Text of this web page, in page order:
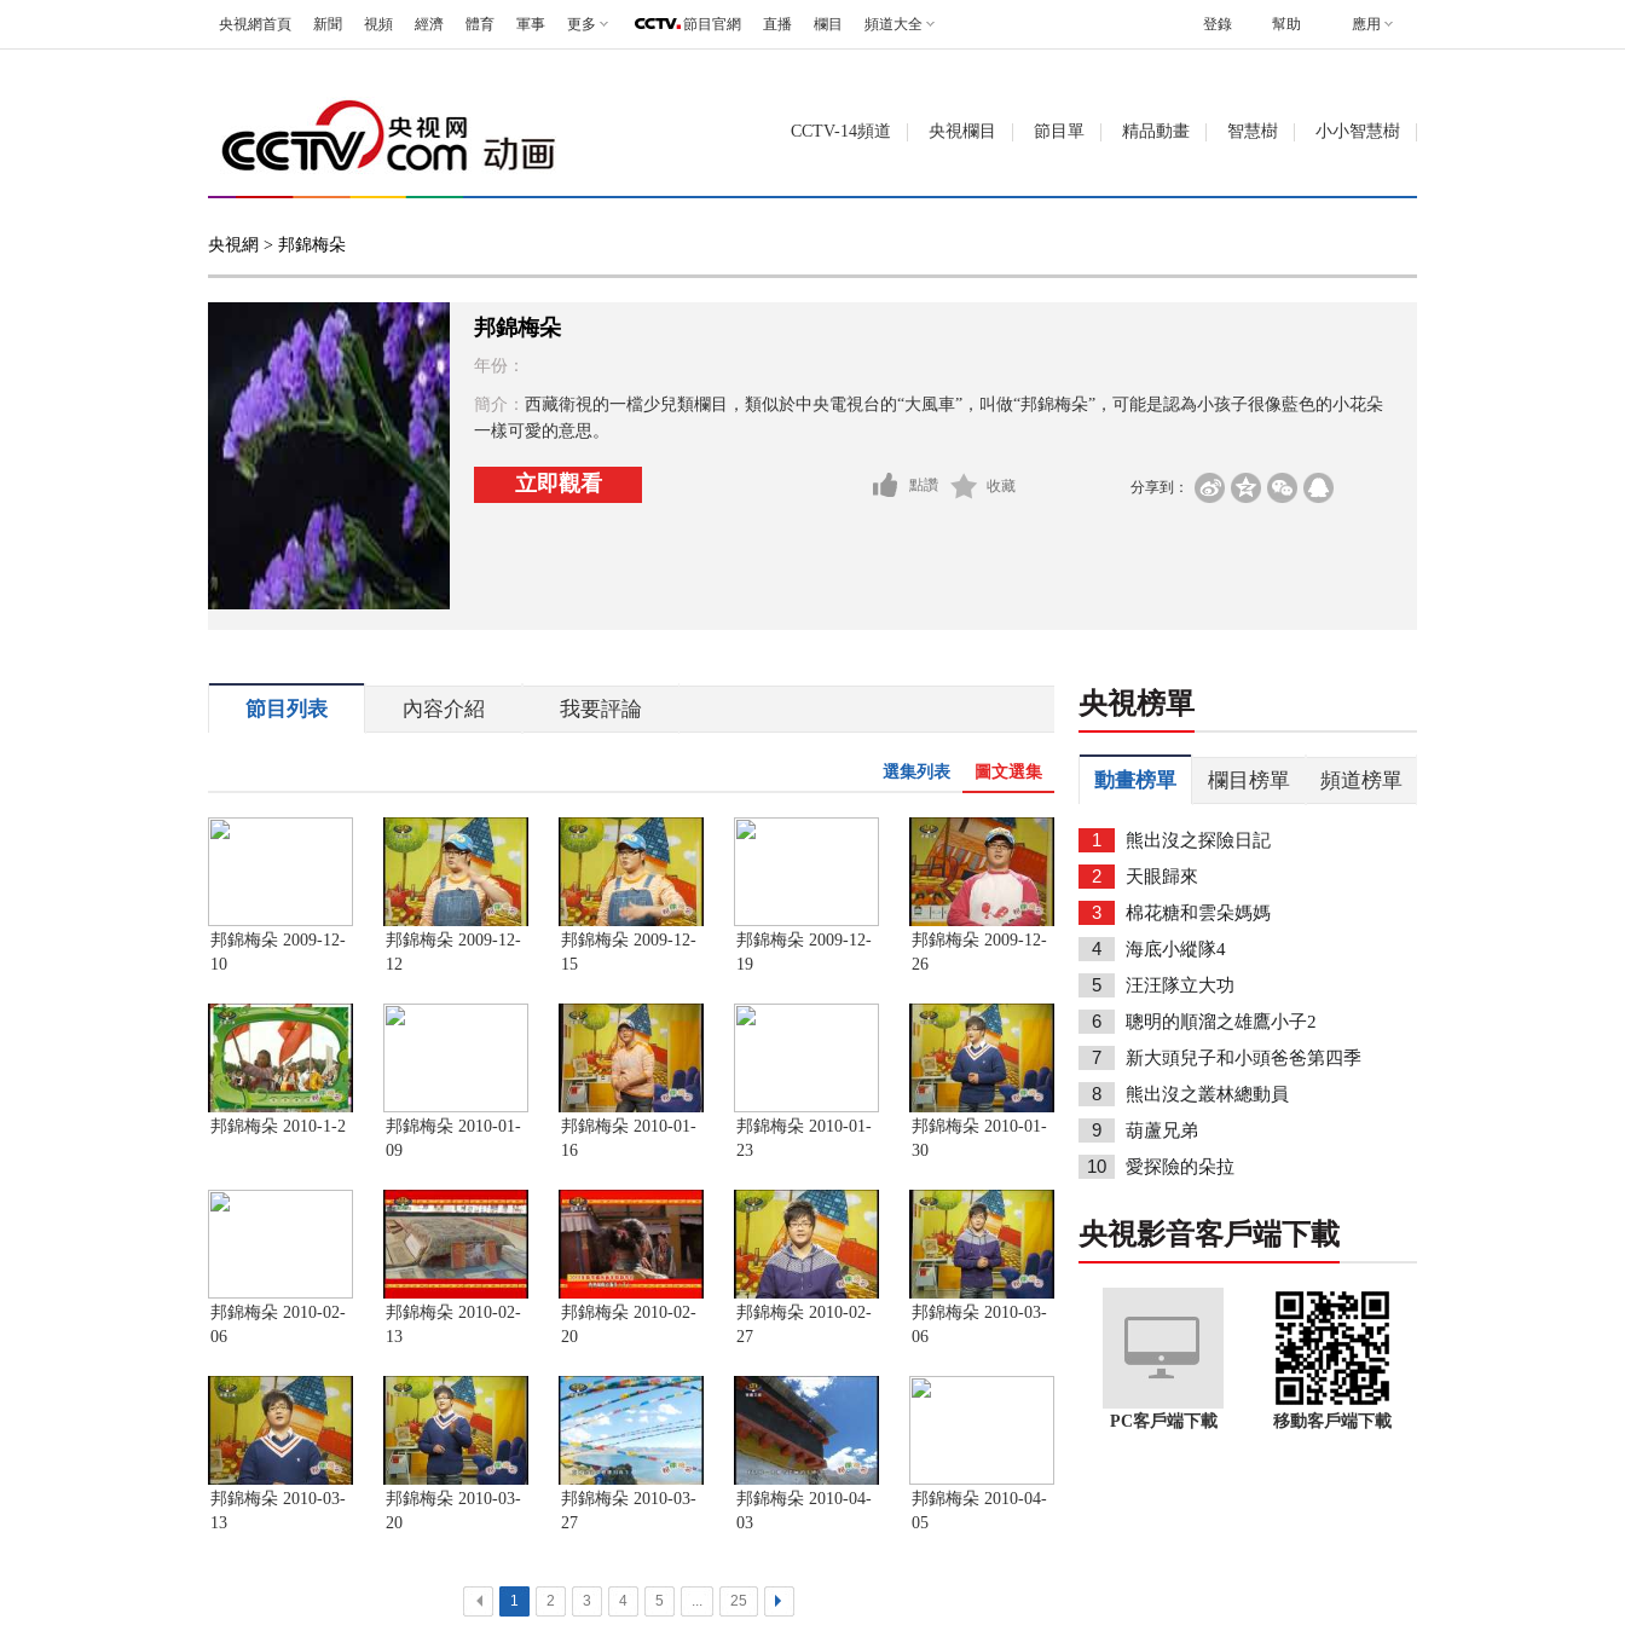
央視網首頁 新聞 視頻 經濟 體育 軍事 更多 節目官網 直播 欄目 頻道大全 幫助 應用
登錄
CCTV-14頻道 央視欄目 節目單 精品動畫 智慧樹 小小智慧樹
央視網 > 邦錦梅朵
邦錦梅朵
年份：
簡介： 西藏衛視的一檔少兒類欄目，類似於中央電視台的“大風車”，叫做“邦錦梅朵”，可能是認為小孩子很像藍色的小花朵
一樣可愛的意思。
立即觀看 分享到：
點讚 收藏
節目列表 內容介紹 我要評論
圖文選集
選集列表
邦錦梅朵 2009-12-
10
邦錦梅朵 2009-12-
12
邦錦梅朵 2009-12-
15
邦錦梅朵 2009-12-
19
邦錦梅朵 2009-12-
26
邦錦梅朵 2010-1-2
邦錦梅朵 2010-01-
09
邦錦梅朵 2010-01-
16
邦錦梅朵 2010-01-
23
邦錦梅朵 2010-01-
30
邦錦梅朵 2010-02-
06
邦錦梅朵 2010-02-
13
邦錦梅朵 2010-02-
20
邦錦梅朵 2010-02-
27
邦錦梅朵 2010-03-
06
邦錦梅朵 2010-03-
13
邦錦梅朵 2010-03-
20
邦錦梅朵 2010-03-
27
邦錦梅朵 2010-04-
03
邦錦梅朵 2010-04-
05
< 1 2 3 4 5 ... 25 >
央視榜單
動畫榜單 欄目榜單 頻道榜單
1 熊出沒之探險日記
2 天眼歸來
3 棉花糖和雲朵媽媽
4 海底小縱隊4
5 汪汪隊立大功
6 聰明的順溜之雄鷹小子2
7 新大頭兒子和小頭爸爸第四季
8 熊出沒之叢林總動員
9 葫蘆兄弟
10 愛探險的朵拉
央視影音客戶端下載
PC客戶端下載 移動客戶端下載